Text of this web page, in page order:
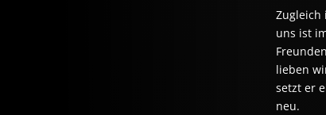
Zugleich
uns ist
lieben
setzt er
neu.